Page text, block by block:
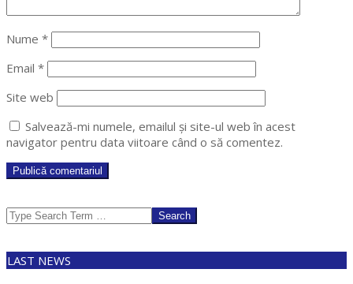
Nume *
Email *
Site web
Salvează-mi numele, emailul și site-ul web în acest
navigator pentru data viitoare când o să comentez.
Search
LAST NEWS